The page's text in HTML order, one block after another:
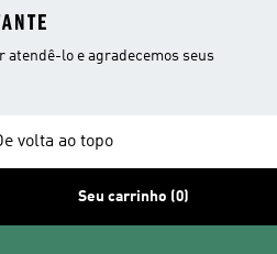
atendê-lo e agradecemos seus
volta ao topo
Seu carrinho (0)